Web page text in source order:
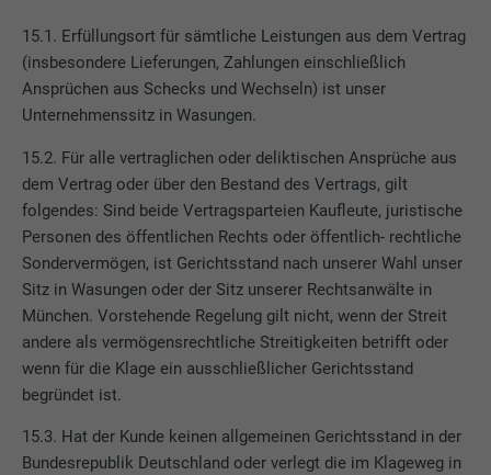
15.1. Erfüllungsort für sämtliche Leistungen aus dem Vertrag
(insbesondere Lieferungen, Zahlungen einschließlich
Ansprüchen aus Schecks und Wechseln) ist unser
Unternehmenssitz in Wasungen.
15.2. Für alle vertraglichen oder deliktischen Ansprüche aus
dem Vertrag oder über den Bestand des Vertrags, gilt
folgendes: Sind beide Vertragsparteien Kaufleute, juristische
Personen des öffentlichen Rechts oder öffentlich- rechtliche
Sondervermögen, ist Gerichtsstand nach unserer Wahl unser
Sitz in Wasungen oder der Sitz unserer Rechtsanwälte in
München. Vorstehende Regelung gilt nicht, wenn der Streit
andere als vermögensrechtliche Streitigkeiten betrifft oder
wenn für die Klage ein ausschließlicher Gerichtsstand
begründet ist.
15.3. Hat der Kunde keinen allgemeinen Gerichtsstand in der
Bundesrepublik Deutschland oder verlegt die im Klageweg in
Name __cfduid
Adsymptotic.com
Laufzeit 1 Monat
Zweck
Cookie, der verwendet wird, um einzelne
Clients hinter einer gemeinsamen IP-
Adresse zu identifizieren und
Sicherheitseinstellungen auf Client-Basis
anzuwenden.
Name U
Anbieter
Laufzeit 3 Monate